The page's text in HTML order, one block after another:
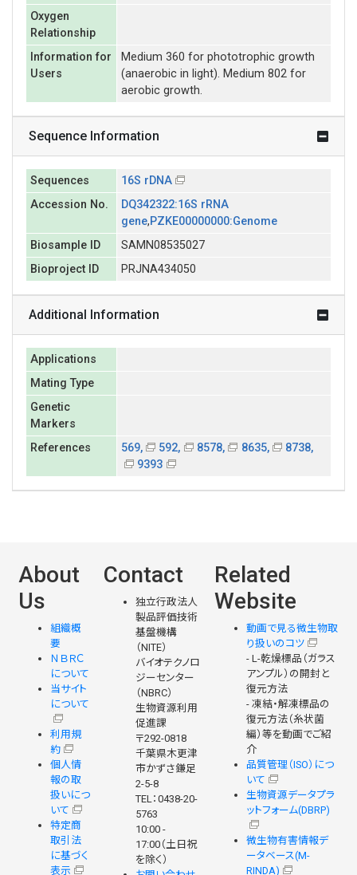
Oxygen
Relationship
Information for
Users
Medium 360 for phototrophic growth
(anaerobic in light). Medium 802 for
aerobic growth.
Sequence Information
Sequences
16S rDNA
Accession No.
DQ342322:16S rRNA
gene,PZKE00000000:Genome
Biosample ID
SAMN08535027
Bioproject ID
PRJNA434050
Additional Information
Applications
Mating Type
Genetic
Markers
References
569, 592, 8578, 8635,
8738,
9393
About
Us
組織概
要
ＮＢＲＣ
について
当サイト
について
利用規
約
個人情
報の取
扱いにつ
いて
特定商
取引法
に基づく
表示
Contact
独立行政法人
製品評価技術
基盤機構
（NITE）
バイオテクノロ
ジーセンター
（NBRC）
生物資源利用
促進課
〒292-0818
千葉県木更津
市かずさ鎌足
2-5-8
TEL：0438-20-
5763
10:00 -
17:00（土日祝
を除く）
Related
Website
動画で見る微生物取
り扱いのコツ
- L-乾燥標品（ガラス
アンプル）の開封と
復元方法
- 凍結・解凍標品の
復元方法（糸状菌
編）等を動画でご紹
介
品質管理（ISO）につ
いて
生物資源データプラ
ットフォーム(DBRP)
微生物有害情報デ
ータベース(M-
RINDA)